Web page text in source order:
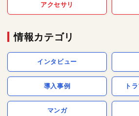
アクセサリ
情報カテゴリ
インタビュー
導入事例 ト
マンガ